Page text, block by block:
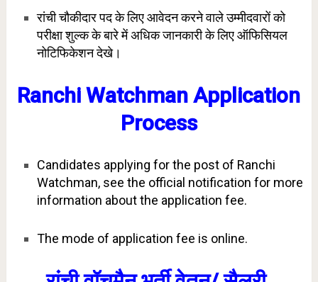
रांची चौकीदार पद के लिए आवेदन करने वाले उम्मीदवारों को
परीक्षा शुल्क के बारे में अधिक जानकारी के लिए ऑफिसियल
नोटिफिकेशन देखे।
Ranchi Watchman Application
Process
Candidates applying for the post of Ranchi
Watchman, see the official notification for more
information about the application fee.
The mode of application fee is online.